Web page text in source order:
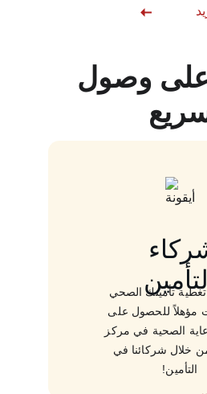
التأمين
تأمينك الصحي
مؤهلاً للحصول على
الصحية في مركز
خلال شركائنا في
التأمين!
وصول